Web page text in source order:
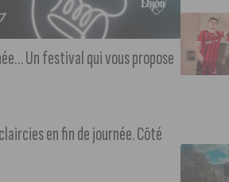
Un festival qui vous propose
en fin de journée. Côté